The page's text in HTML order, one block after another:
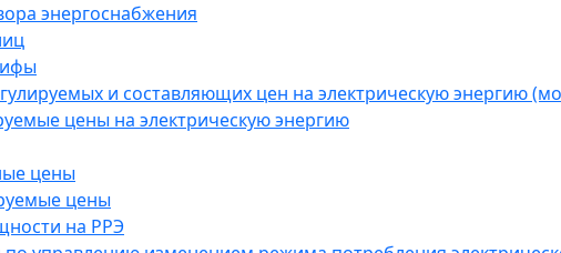
энергоснабжения
и составляющих цен на электрическую энергию
цены на электрическую энергию
цены
цены
на РРЭ